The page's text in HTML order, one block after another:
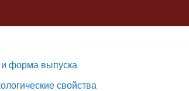
форма выпуска
свойства